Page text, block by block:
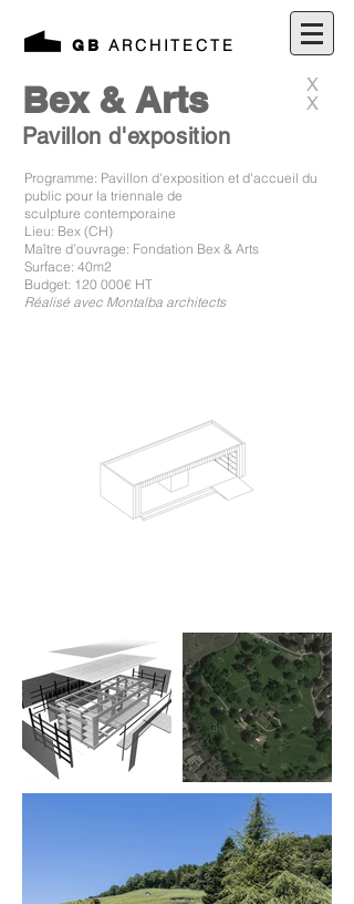
GBARCHITECTE
X
Bex & Arts
Pavillon d'exposition
X
Programme: Pavillon d'exposition et d'accueil du
public pour la triennale de
sculpture contemporaine
Lieu: Bex (CH)
Maître d’ouvrage: Fondation Bex & Arts
Surface: 40m2
Budget: 120 000€ HT
Réalisé avec Montalba architects